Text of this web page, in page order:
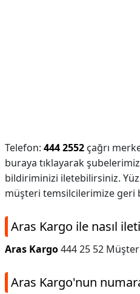
Telefon: 444 2552 çağrı
buraya tıklayarak
bildiriminizi iletebilirsiniz.
müşteri temsilcilerimize
Aras Kargo ile nasıl
Aras Kargo444 25 52
Aras Kargo'nun